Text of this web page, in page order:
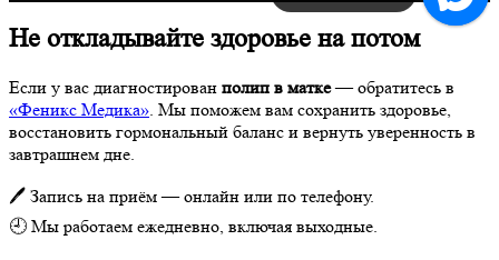
Не откладывайте здоровье на потом
Если у вас диагностирован полип в матке— обратитесь в
«Феникс Медика». Мы поможем вам сохранить здоровье,
восстановить гормональный баланс и вернуть уверенность в
завтрашнем дне.
🖊 Запись на приём — онлайн или по телефону.
🕘 Мы работаем ежедневно, включая выходные.